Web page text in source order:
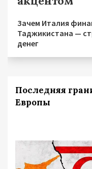
Зачем Италия
Таджикистана —
денег
Последняя
Европы